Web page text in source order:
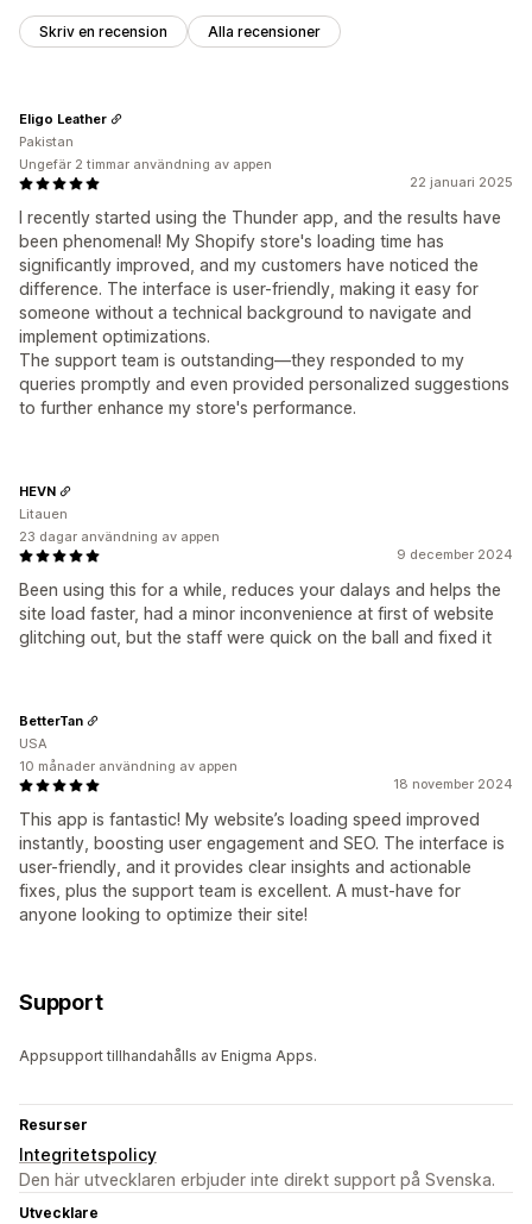
Skriv en recension Alla recensioner
22 januari 2025
I recently started using the Thunder app, and the results have
been phenomenal! My Shopify store's loading time has
significantly improved, and my customers have noticed the
difference. The interface is user-friendly, making it easy for
someone without a technical background to navigate and
implement optimizations.
The support team is outstanding—they responded to my
queries promptly and even provided personalized suggestions
to further enhance my store's performance.
Eligo Leather
Pakistan
Ungefär 2 timmar användning av appen
9 december 2024
Been using this for a while, reduces your dalays and helps the
site load faster, had a minor inconvenience at first of website
glitching out, but the staff were quick on the ball and fixed it
HEVN
Litauen
23 dagar användning av appen
18 november 2024
This app is fantastic! My website’s loading speed improved
instantly, boosting user engagement and SEO. The interface is
user-friendly, and it provides clear insights and actionable
fixes, plus the support team is excellent. A must-have for
anyone looking to optimize their site!
BetterTan
USA
10 månader användning av appen
Support
Appsupport tillhandahålls av Enigma Apps.
Resurser
Integritetspolicy
Den här utvecklaren erbjuder inte direkt support på Svenska.
Utvecklare